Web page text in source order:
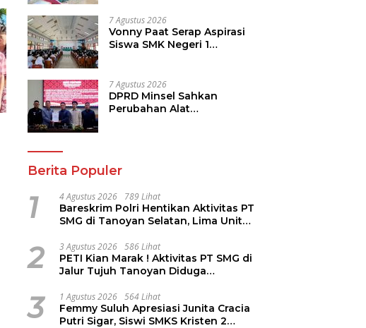
7 Agustus 2026
Vonny Paat Serap Aspirasi
Siswa SMK Negeri 1
7 Agustus 2026
DPRD Minsel Sahkan
Perubahan Alat
Berita Populer
1 4 Agustus 2026 789 Lihat
Bareskrim Polri Hentikan Aktivitas PT
SMG di Tanoyan Selatan, Lima Unit
2 3 Agustus 2026 586 Lihat
PETI Kian Marak ! Aktivitas PT SMG di
Jalur Tujuh Tanoyan Diduga
3 1 Agustus 2026 564 Lihat
Femmy Suluh Apresiasi Junita Cracia
Putri Sigar, Siswi SMKS Kristen 2